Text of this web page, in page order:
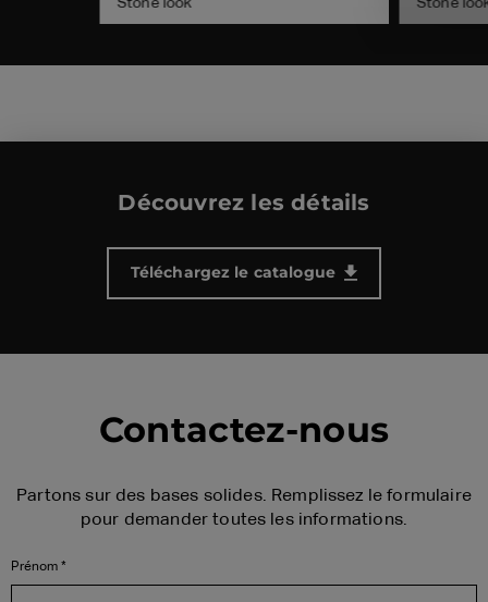
Stone look Stone
Découvrez les détails
Téléchargez le catalogue
Contactez-nous
Partons sur des bases solides. Remplissez le formulaire
pour demander toutes les informations.
Prénom *